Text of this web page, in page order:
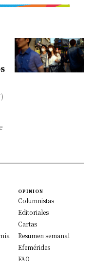
OPINION
Columnistas
Editoriales
Cartas
Resumen semanal
Efemérides
FAQ